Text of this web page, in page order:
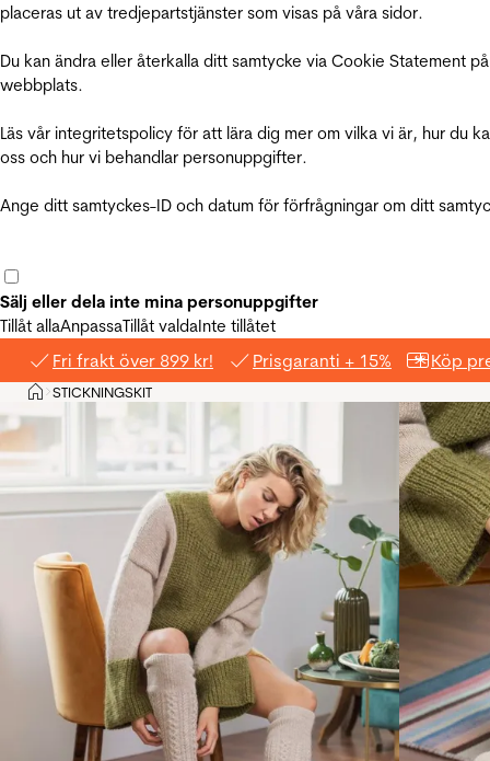
placeras ut av tredjepartstjänster som visas på våra sidor.
Du kan ändra eller återkalla ditt samtycke via Cookie Statement
webbplats.
Läs vår integritetspolicy för att lära dig mer om vilka vi är, hur du
oss och hur vi behandlar personuppgifter.
Ange ditt samtyckes-ID och datum för förfrågningar om ditt
Sälj eller dela inte mina personuppgifter
Tillåt allaAnpassaTillåt valdaInte tillåtet
Fri frakt över 899 kr! Prisgaranti + 15% Köp
Hem
>STICKNINGSKIT